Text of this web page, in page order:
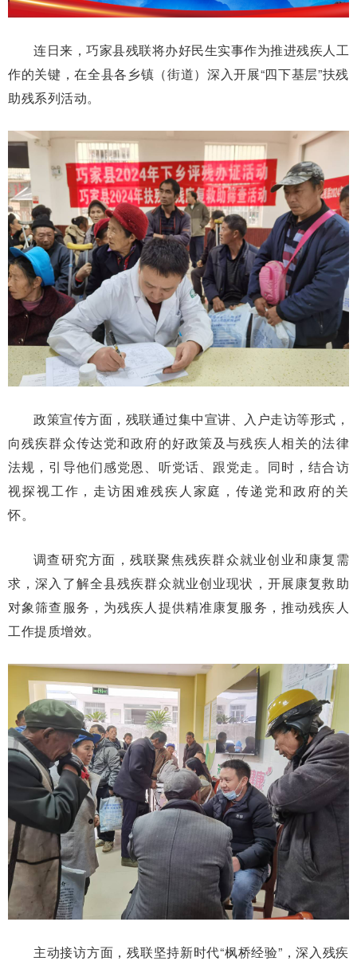
连日来，巧家县残联将办好民生实事作为推进残疾人工
作的关键，在全县各乡镇（街道）深入开展“四下基层”扶残
助残系列活动。
政策宣传方面，残联通过集中宣讲、入户走访等形式，
向残疾群众传达党和政府的好政策及与残疾人相关的法律
法规，引导他们感党恩、听党话、跟党走。同时，结合访
视探视工作，走访困难残疾人家庭，传递党和政府的关
怀。
调查研究方面，残联聚焦残疾群众就业创业和康复需
求，深入了解全县残疾群众就业创业现状，开展康复救助
对象筛查服务，为残疾人提供精准康复服务，推动残疾人
工作提质增效。
主动接访方面，残联坚持新时代“枫桥经验”，深入残疾